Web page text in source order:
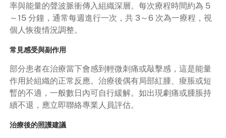
率與能量的聲波脈衝傳入組織深層。每次療程時間約為 5
～15 分鐘，通常每週進行一次，共 3～6 次為一療程，視
個人恢復情況調整。
常見感受與副作用
部分患者在治療當下會感到輕微刺痛或敲擊感，這是能量
作用於組織的正常反應。治療後偶有局部紅腫、痠脹或短
暫的不適，一般數日內可自行緩解。如出現劇痛或腫脹持
續不退，應立即聯絡專業人員評估。
治療後的照護建議